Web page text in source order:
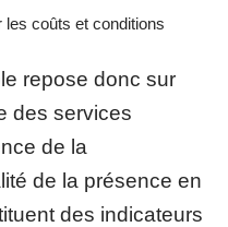
les coûts et conditions
repose donc sur
des services
de la
de la présence en
des indicateurs